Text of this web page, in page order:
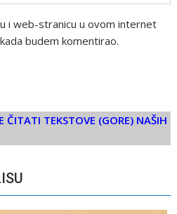
i web-stranicu u ovom internet
budem komentirao.
ČITATI TEKSTOVE (GORE) NAŠIH